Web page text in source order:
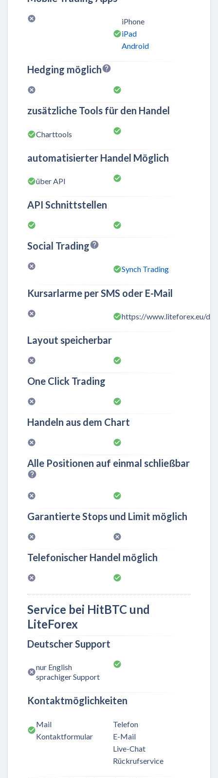
iPhone
iPad
Android
Hedging möglich
zusätzliche Tools für den Handel
Charttools
automatisierter Handel Möglich
über API
API Schnittstellen
Social Trading
Synch Trading
Kursarlarme per SMS oder E-Mail
https://www.liteforex.eu/
Layout speicherbar
One Click Trading
Handeln aus dem Chart
Alle Positionen auf einmal schließbar
Garantierte Stops und Limit möglich
Telefonischer Handel möglich
Service bei HitBTC und
LiteForex
Deutscher Support
nur English
sprachiger Support
Kontaktmöglichkeiten
Mail
Kontaktformular
Telefon
E-Mail
Live-Chat
Rückrufservice